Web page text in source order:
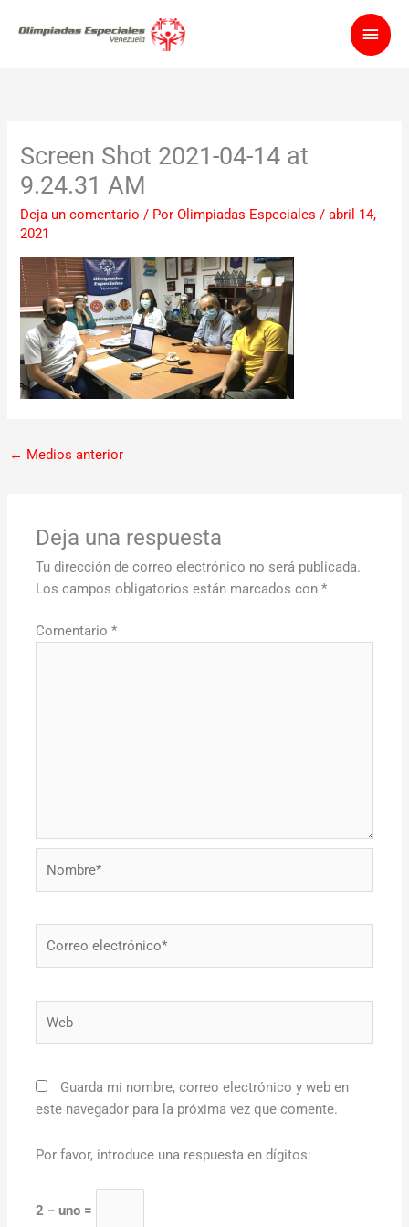
Screen Shot 2021-04-14 at
9.24.31 AM
Deja un comentario / PorOlimpiadas Especiales/abril 14,
2021
← Medios anterior
Deja una respuesta
Tu dirección de correo electrónico no será publicada.
Los campos obligatorios están marcados con*
Comentario*
Guarda mi nombre, correo electrónico y web en
este navegador para la próxima vez que comente.
Por favor, introduce una respuesta en dígitos:
2 − uno =